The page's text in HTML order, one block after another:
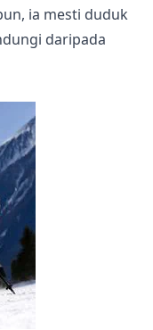
ia mesti duduk
daripada